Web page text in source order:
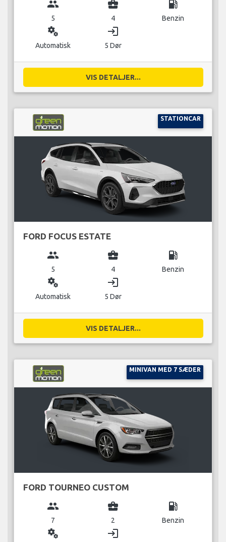
group
5
business_center
4
local_gas_station
Benzin
miscellaneous_services
Automatisk
login
5 Dør
VIS DETALJER...
STATIONCAR
FORD FOCUS ESTATE
group
5
business_center
4
local_gas_station
Benzin
miscellaneous_services
Automatisk
login
5 Dør
VIS DETALJER...
MINIVAN MED 7 SÆDER
FORD TOURNEO CUSTOM
group
7
business_center
2
local_gas_station
Benzin
miscellaneous_services login